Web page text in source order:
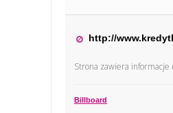
http://
Strona zawiera
Billboard